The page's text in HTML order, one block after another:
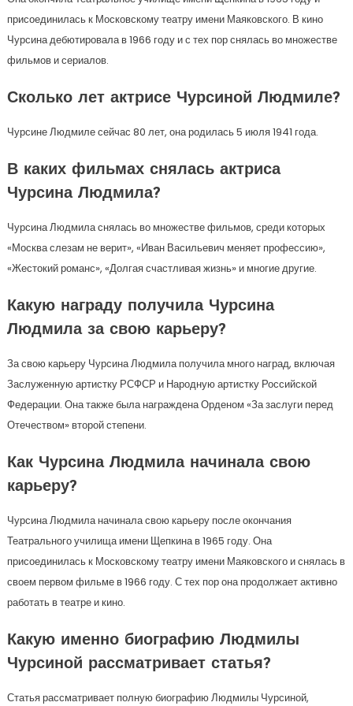
присоединилась к Московскому театру имени Маяковского. В кино
Чурсина дебютировала в 1966 году и с тех пор снялась во множестве
фильмов и сериалов.
Сколько лет актрисе Чурсиной Людмиле?
Чурсине Людмиле сейчас 80 лет, она родилась 5 июля 1941 года.
В каких фильмах снялась актриса
Чурсина Людмила?
Чурсина Людмила снялась во множестве фильмов, среди которых
«Москва слезам не верит», «Иван Васильевич меняет профессию»,
«Жестокий романс», «Долгая счастливая жизнь» и многие другие.
Какую награду получила Чурсина
Людмила за свою карьеру?
За свою карьеру Чурсина Людмила получила много наград, включая
Заслуженную артистку РСФСР и Народную артистку Российской
Федерации. Она также была награждена Орденом «За заслуги перед
Отечеством» второй степени.
Как Чурсина Людмила начинала свою
карьеру?
Чурсина Людмила начинала свою карьеру после окончания
Театрального училища имени Щепкина в 1965 году. Она
присоединилась к Московскому театру имени Маяковского и снялась в
своем первом фильме в 1966 году. С тех пор она продолжает активно
работать в театре и кино.
Какую именно биографию Людмилы
Чурсиной рассматривает статья?
Статья рассматривает полную биографию Людмилы Чурсиной,